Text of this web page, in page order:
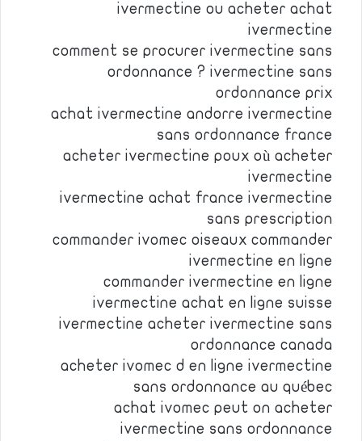
ivermectine ou acheter achat
ivermectine
comment se procurer ivermectine sans
ordonnance ? ivermectine sans
ordonnance prix
achat ivermectine andorre ivermectine
sans ordonnance france
acheter ivermectine poux où acheter
ivermectine
ivermectine achat france ivermectine
sans prescription
commander ivomec oiseaux commander
ivermectine en ligne
commander ivermectine en ligne
ivermectine achat en ligne suisse
ivermectine acheter ivermectine sans
ordonnance canada
acheter ivomec d en ligne ivermectine
sans ordonnance au québec
achat ivomec peut on acheter
ivermectine sans ordonnance